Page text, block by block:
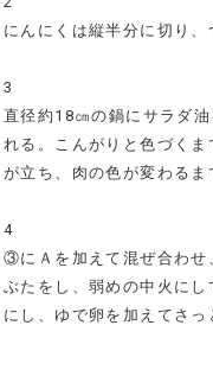
にんにくは縦半分に切り、
3
直径約18㎝の鍋にサラダ
れる。こんがりと色づく
が立ち、肉の色が変わるま
4
③にＡを加えて混ぜ合わせ
ぶたをし、弱めの中火に
にし、ゆで卵を加えてさっ